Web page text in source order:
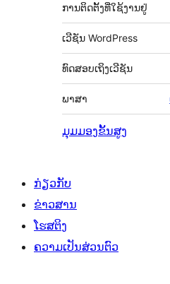
ການຕິດຕັ້ງທີ່ໃຊ້ງານຢູ່
ເວີຊັນ WordPress
ທົດສອບເຖິງເວີຊັນ
ພາສາ
ມຸມມອງຂັ້ນສູງ
ກ່ຽວກັບ
ຂ່າວສານ
ໂຮສຕິງ
ຄວາມເປັນສ່ວນຕົວ